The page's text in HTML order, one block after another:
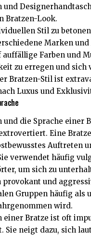
und
Bratzen-Look.
Stil zu
Marken und
auffällige Farben und
zu erregen und sich
Bratzen-Stil ist
Luxus und
und die Sprache einer
Eine
Auftreten
verwendet häufig
um sich zu
provokant und
Gruppen häufig als
wird.
einer Bratze ist oft
Sie neigt dazu, sich